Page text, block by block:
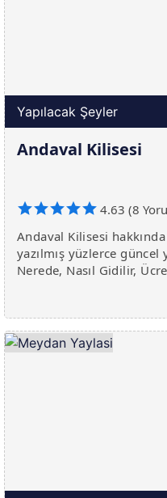
Yapılacak Şeyler
Andaval Kilisesi
4.63 (8
Andaval Kilisesi
yazılmış yüzlerce
Nerede, Nasıl Gidilir,